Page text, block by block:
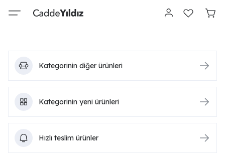
Kategorinin diğer ürünleri
Kategorinin yeni ürünleri
Hızlı teslim ürünler